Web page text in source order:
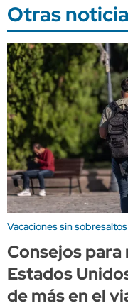
Otras
Vacaciones sin sobresaltos
Consejos
Estados
de más en el